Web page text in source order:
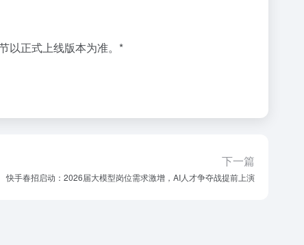
以正式上线版本为准。*
下一篇
快手春招启动：2026届大模型岗位需求激增，AI人才争夺战提前上演